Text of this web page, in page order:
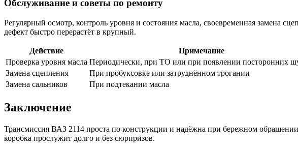
Обслуживание и советы по ремонту
Регулярный осмотр, контроль уровня и состояния масла, своевременная замена
дефект быстро перерастёт в крупный.
Действие
Примечание
Проверка уровня масла Периодически, при ТО или при появлении посторонних
Замена сцепления
При пробуксовке или затруднённом трогании
Замена сальников
При подтекании масла
Заключение
Трансмиссия ВАЗ 2114 проста по конструкции и надёжна при бережном
коробка прослужит долго и без сюрпризов.